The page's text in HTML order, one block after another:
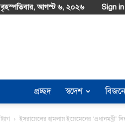
বৃহস্পতিবার, আগস্ট ৬, ২০২৬ Sign
প্রচ্ছদ স্বদেশ
ট্যাগ ইসরায়েলের হামলায় ইয়েমেনের ‘প্রধানমন্ত্রী’